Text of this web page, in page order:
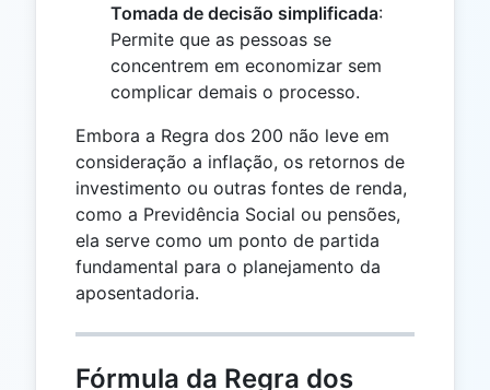
Tomada de decisão simplificada:
Permite que as pessoas se
concentrem em economizar sem
complicar demais o processo.
Embora a Regra dos 200 não leve em
consideração a inflação, os retornos de
investimento ou outras fontes de renda,
como a Previdência Social ou pensões,
ela serve como um ponto de partida
fundamental para o planejamento da
aposentadoria.
Fórmula da Regra dos